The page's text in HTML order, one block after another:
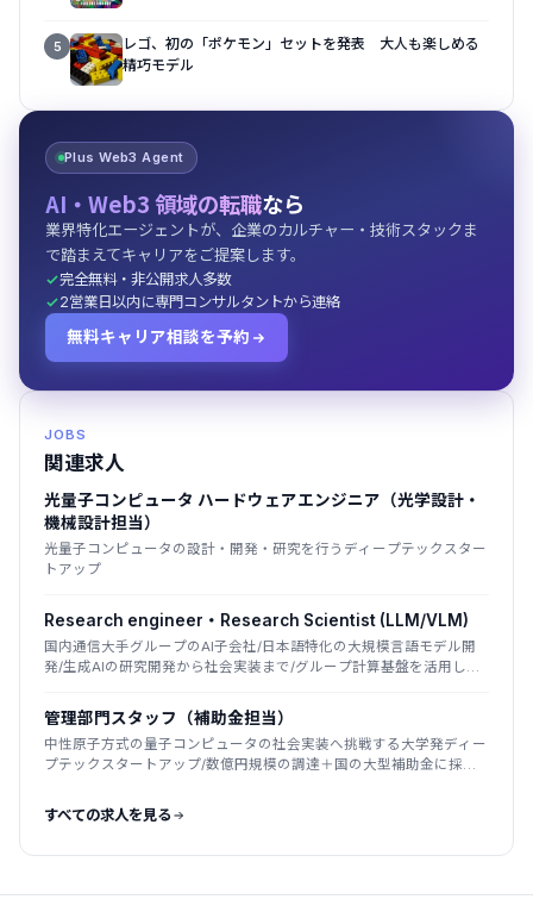
5
レゴ、初の「ポケモン」セットを発表 大人も楽しめる
精巧モデル
Plus Web3 Agent
AI・Web3 領域の転職なら
業界特化エージェントが、企業のカルチャー・技術スタックま
で踏まえてキャリアをご提案します。
完全無料・非公開求人多数
2営業日以内に専門コンサルタントから連絡
無料キャリア相談を予約
JOBS
関連求人
光量子コンピュータ ハードウェアエンジニア（光学設計・
機械設計担当）
光量子コンピュータの設計・開発・研究を行うディープテックスター
トアップ
Research engineer・Research Scientist (LLM/VLM)
国内通信大手グループのAI子会社/日本語特化の大規模言語モデル開
発/生成AIの研究開発から社会実装まで/グループ計算基盤を活用した
管理部門スタッフ（補助金担当）
中性原子方式の量子コンピュータの社会実装へ挑戦する大学発ディー
プテックスタートアップ/数億円規模の調達＋国の大型補助金に採
すべての求人を見る